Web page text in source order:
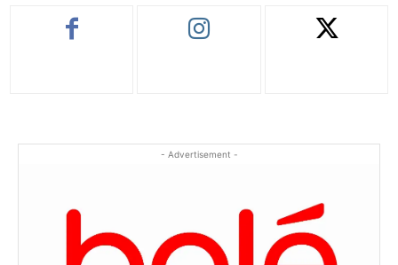
- Advertisement -